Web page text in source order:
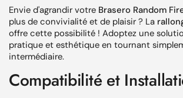
Envie d'agrandir votre Brasero Random
plus de convivialité et de plaisir ? La
offre cette possibilité ! Adoptez une
pratique et esthétique en tournant
intermédiaire.
Compatibilité et